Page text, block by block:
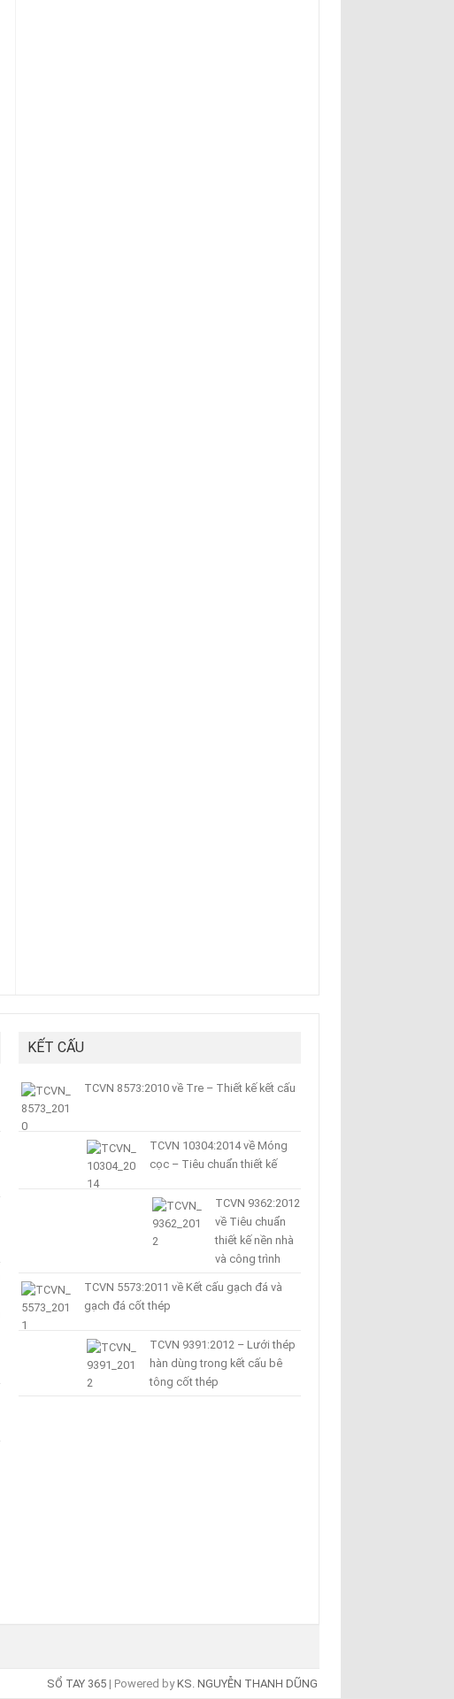
KẾT CẤU
TCVN 8573:2010 về Tre – Thiết kế kết cấu
TCVN 10304:2014 về Móng
cọc – Tiêu chuẩn thiết kế
TCVN 9362:2012
về Tiêu chuẩn
thiết kế nền nhà
và công trình
TCVN 5573:2011 về Kết cấu gạch đá và
gạch đá cốt thép
TCVN 9391:2012 – Lưới thép
hàn dùng trong kết cấu bê
tông cốt thép
SỔ TAY 365 | Powered byKS. NGUYỄN THANH DŨNG